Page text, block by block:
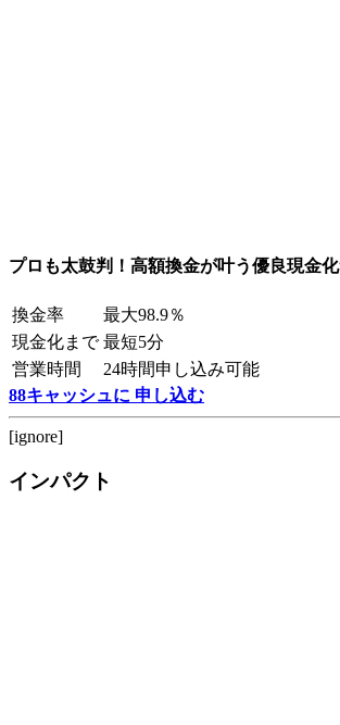
プロも太鼓判！高額換金が叶う優良現金
換金率
最大98.9％
現金化まで 最短5分
営業時間
24時間申し込み可能
88キャッシュに 申し込む
[ignore]
インパクト